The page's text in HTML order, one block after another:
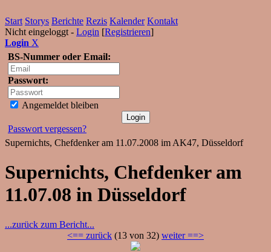
Start Storys Berichte Rezis Kalender Kontakt
Nicht eingeloggt - Login [Registrieren]
Login X
BS-Nummer oder Email:
Passwort:
Angemeldet bleiben
Passwort vergessen?
Supernichts, Chefdenker am 11.07.2008 im AK47, Düsseldorf
Supernichts, Chefdenker am
11.07.08 in Düsseldorf
...zurück zum Bericht...
<== zurück (13 von 32) weiter ==>